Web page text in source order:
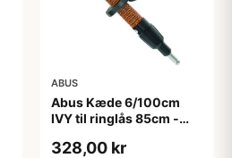
ABUS
Abus Kæde 6/100cm
IVY til ringlås 85cm -
328,00 kr